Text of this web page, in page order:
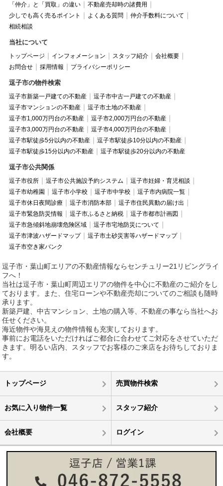
「仲介」と「買取」の違い
不動産売却時の諸費用
少しでも高く売るポイント
よくある質問
仲介手数料について
相続相談
当社について
トップページ インフォメーション スタッフ紹介
会社概要
お問合せ
採用情報 プライバシーポリシー
逗子市の物件検索
逗子市新築一戸建ての不動産
逗子市中古一戸建ての不動産
逗子市マンションの不動産
逗子市土地の不動産
逗子市1,000万円台の不動産
逗子市2,000万円台の不動産
逗子市3,000万円台の不動産
逗子市4,000万円台の不動産
逗子市駅徒歩5分以内の不動産
逗子市駅徒歩10分以内の不動産
逗子市駅徒歩15分以内の不動産
逗子市駅徒歩20分以内の不動産
逗子市公共関係
逗子市役所 逗子市公共施設予約システム
逗子市妊婦・育児相談
逗子市幼稚園
逗子市小学校 逗子市中学校
逗子市内病院一覧
逗子市休日夜間診療
逗子市消防本部
逗子市住民異動の届け出
逗子市緊急防災情報
逗子市ふるさと納税
逗子市都市計画図
逗子市急傾斜地崩壊危険区域
逗子市宅地防災について
逗子市津波ハザードマップ
逗子市土砂災害等ハザードマップ
逗子市空き家バンク
逗子市・葉山町エリアの不動産情報ならセンチュリー21リビングライ
フへ！
当社は逗子市・葉山町周辺エリアの物件を中心に不動産のご紹介をし
ております。また、住宅ローンや不動産売却についてのご相談も随時
承ります。
新築戸建、中古マンション、土地の購入等、不動産の事なら当社へお
任せください。
海近物件や海見えの物件情報も充実しております。
事前にお電話をいただければご都合に合わせてご対応をさせていただ
きます。明るい店内、スタッフでお客様のご来店をお待ちしておりま
す。
トップページ 売買物件検索
お気に入り物件一覧 スタッフ紹介
会社概要 ログイン